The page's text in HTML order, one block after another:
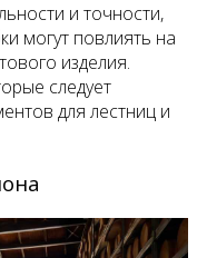
и точности,
могут повлиять на
изделия.
следует
для лестниц и